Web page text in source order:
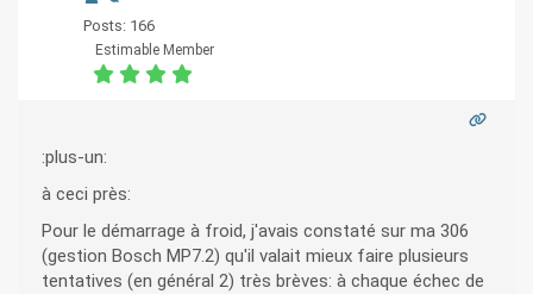
Posts: 166
Estimable Member
:plus-un:
à ceci près:
Pour le démarrage à froid, j'avais constaté sur ma 306
(gestion Bosch MP7.2) qu'il valait mieux faire plusieurs
tentatives (en général 2) très brèves: à chaque échec de